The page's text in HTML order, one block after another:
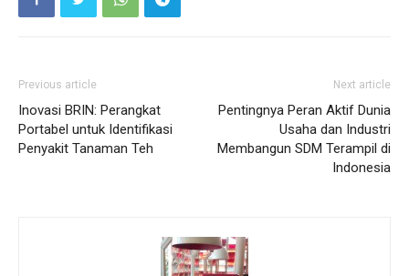
Previous article
Inovasi BRIN: Perangkat
Portabel untuk Identifikasi
Penyakit Tanaman Teh
Next article
Pentingnya Peran Aktif Dunia
Usaha dan Industri
Membangun SDM Terampil di
Indonesia